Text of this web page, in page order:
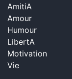
AmitiA
Amour
Humour
LibertA
Motivation
Vie